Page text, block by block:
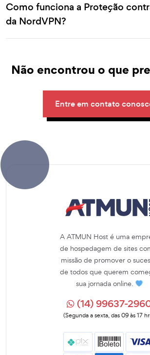
Como funciona a Proteção
da NordVPN?
Não encontrou o que
Entre em contato
A ATMUN Host é uma
de hospedagem de sites
missão de promover o
de todos que querem
sua jornada online.
(14) 99637-
(Segunda a sexta, das 09 às 17